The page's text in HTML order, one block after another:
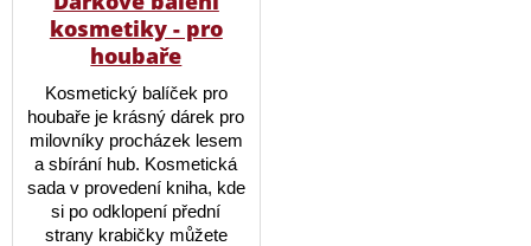
kosmetiky - pro
houbaře
Kosmetický balíček pro
houbaře je krásný dárek pro
milovníky procházek lesem
a sbírání hub. Kosmetická
sada v provedení kniha, kde
si po odklopení přední
strany krabičky můžete